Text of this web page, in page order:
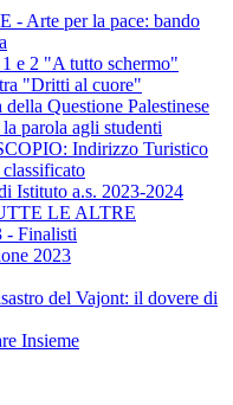
- Arte per la pace: bando
e 2 "A tutto schermo"
"Dritti al cuore"
Questione Palestinese
parola agli studenti
Indirizzo Turistico
Istituto a.s. 2023-2024
LE ALTRE
- Finalisti
2023
del Vajont: il dovere di
Insieme